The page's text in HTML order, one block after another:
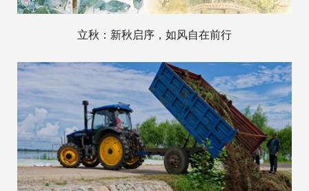
立秋：新秋启序，如风自在前行